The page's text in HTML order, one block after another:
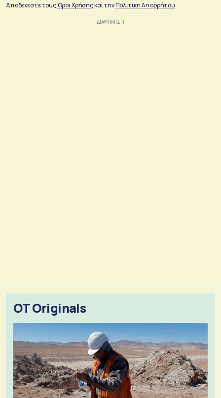
Αποδέχεστε τουςΌροι Χρήσηςκαι τηνΠολιτικη Απορρήτου
OT Originals